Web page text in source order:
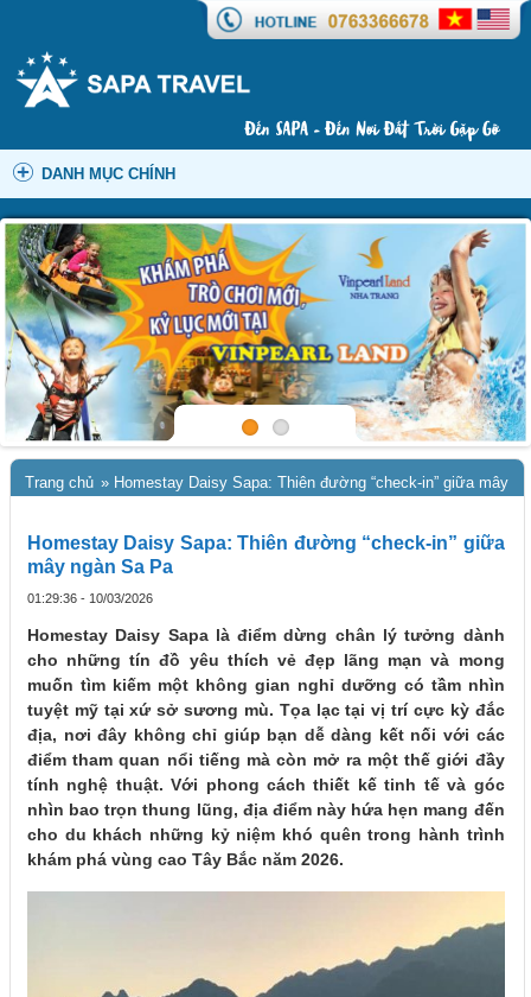
DANH MỤC CHÍNH
Trang chủ » Homestay Daisy Sapa: Thiên đường “check-in” giữa mây
Homestay Daisy Sapa: Thiên đường “check-in” giữa
mây ngàn Sa Pa
01:29:36 - 10/03/2026
Homestay Daisy Sapalà điểm dừng chân lý tưởng dành
cho những tín đồ yêu thích vẻ đẹp lãng mạn và mong
muốn tìm kiếm một không gian nghỉ dưỡng có tầm nhìn
tuyệt mỹ tại xứ sở sương mù. Tọa lạc tại vị trí cực kỳ đắc
địa, nơi đây không chỉ giúp bạn dễ dàng kết nối với các
điểm tham quan nổi tiếng mà còn mở ra một thế giới đầy
tính nghệ thuật. Với phong cách thiết kế tinh tế và góc
nhìn bao trọn thung lũng, địa điểm này hứa hẹn mang đến
cho du khách những kỷ niệm khó quên trong hành trình
khám phá vùng cao Tây Bắc năm 2026.